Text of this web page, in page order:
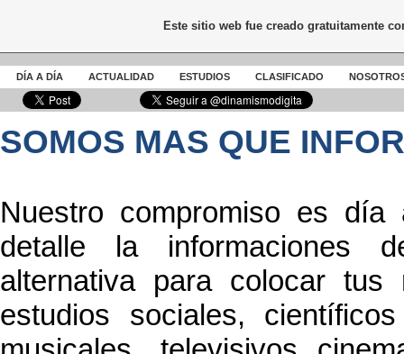
DÍA A DÍA ACTUALIDAD ESTUDIOS CLASIFICADO
SOMOS MAS QUE
Nuestro compromiso es
detalle la informaciones
alternativa para colocar
estudios sociales,
Este sitio web fue creado gratuitamente